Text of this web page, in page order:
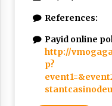
References:
Payid online
http://
p?